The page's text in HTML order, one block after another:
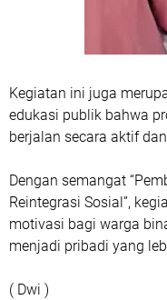
Kegiatan ini juga
edukasi publik bahwa
berjalan secara aktif
Dengan semangat
Reintegrasi Sosial”,
motivasi bagi warga
menjadi pribadi yang
( Dwi )